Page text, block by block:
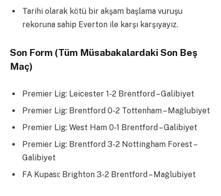
Tarihi olarak kötü bir akşam başlama vuruşu
rekoruna sahip Everton ile karşı karşıyayız.
Son Form (Tüm Müsabakalardaki Son Beş
Maç)
Premier Lig: Leicester 1-2 Brentford – Galibiyet
Premier Lig: Brentford 0-2 Tottenham – Mağlubiyet
Premier Lig: West Ham 0-1 Brentford – Galibiyet
Premier Lig: Brentford 3-2 Nottingham Forest –
Galibiyet
FA Kupası: Brighton 3-2 Brentford – Mağlubiyet